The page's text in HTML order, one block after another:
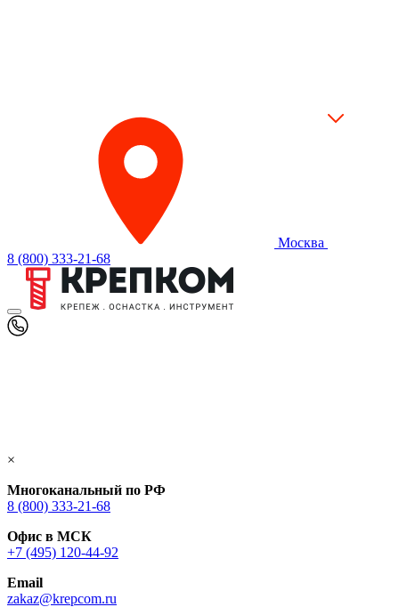
Москва
8 (800) 333-21-68
×
Многоканальный по РФ
8 (800) 333‑21-68
Офис в МСК
+7 (495) 120-44-92
Email
zakaz@krepcom.ru